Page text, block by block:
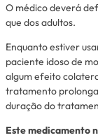
O médico deverá
que dos adultos.
Enquanto estiver
paciente idoso de
algum efeito
tratamento
duração do
Este medicamento